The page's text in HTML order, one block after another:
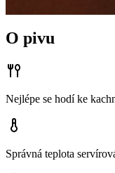
O pivu
Nejlépe se hodí ke
Správná teplota